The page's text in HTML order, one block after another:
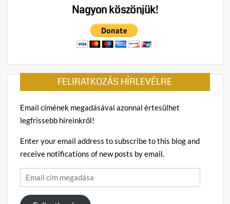
Nagyon köszönjük!
FELIRATKOZÁS HÍRLEVÉLRE
Email címének megadásával azonnal értesülhet
legfrissebb híreinkről!
Enter your email address to subscribe to this blog and
receive notifications of new posts by email.
Email
cím
megadása